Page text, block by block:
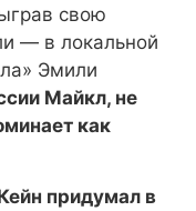
свою
— в локальной
Эмили
Майкл, не
как
придумал в